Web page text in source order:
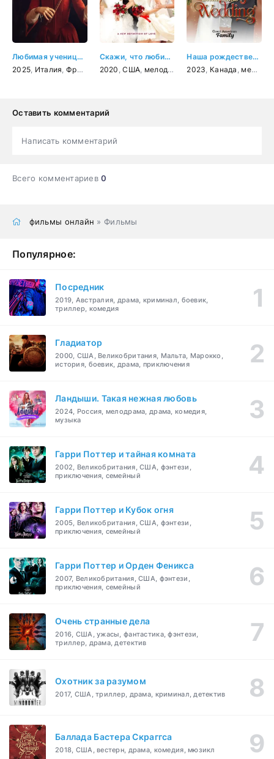
Любимая ученица Вивальди
2025 Италия Франция ,драма,биография , музыка
Скажи, что любишь меня
2020 ,США мелодрама ,комедия
Наша рождественская свадьба
2023 Канада мелодрама
Оставить комментарий
Написать комментарий
Всего комментариев0
фильмы онлайн » Фильмы
Популярное:
Посредник
2019, Австралия, драма, криминал, боевик,
триллер, комедия
Гладиатор
2000, США, Великобритания, Мальта, Марокко,
история, боевик, драма, приключения
Ландыши. Такая нежная любовь
2024, Россия, мелодрама, драма, комедия,
музыка
Гарри Поттер и тайная комната
2002, Великобритания, США, фэнтези,
приключения, семейный
Гарри Поттер и Кубок огня
2005, Великобритания, США, фэнтези,
приключения, семейный
Гарри Поттер и Орден Феникса
2007, Великобритания, США, фэнтези,
приключения, семейный
Очень странные дела
2016, США, ужасы, фантастика, фэнтези,
триллер, драма, детектив
Охотник за разумом
2017, США, триллер, драма, криминал, детектив
Баллада Бастера Скраггса
2018, США, вестерн, драма, комедия, мюзикл